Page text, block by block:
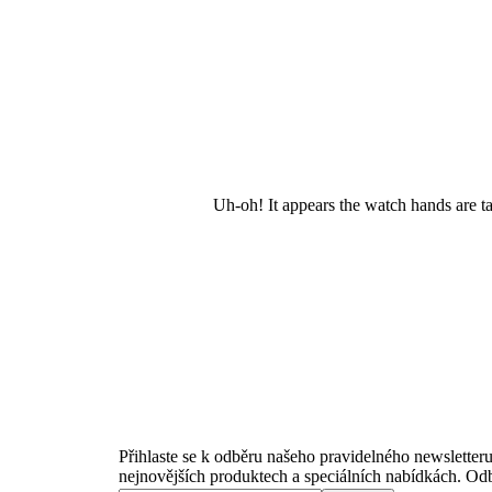
Uh-oh! It appears the watch hands are
Přihlaste se k odběru našeho pravidelného
nejnovějších produktech a speciálních nabídkách.